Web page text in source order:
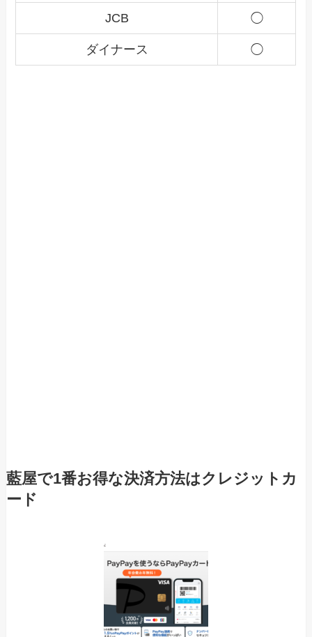
JCB ◯
ダイナース ◯
藍屋で1番お得な決済方法はクレジットカ
ード